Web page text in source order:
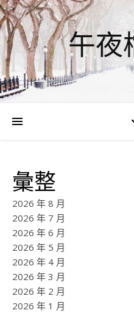
午夜
彙整
2026 年 8 月
2026 年 7 月
2026 年 6 月
2026 年 5 月
2026 年 4 月
2026 年 3 月
2026 年 2 月
2026 年 1 月